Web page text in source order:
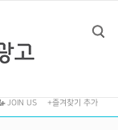
JOIN US +즐겨찾기 추가